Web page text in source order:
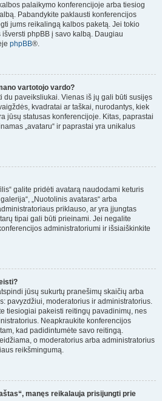
palaikymo konferencijoje arba tiesiog
Pabandykite paklausti konferencijos
jums reikalingą kalbos paketą. Jei tokio
phpBB į savo kalbą. Daugiau
phpBB®.
vartotojo vardo?
du paveiksliukai. Vienas iš jų gali būti susijęs
kvadratai ar taškai, nurodantys, kiek
jūsų statusas konferencijoje. Kitas, paprastai
„avataru“ ir paprastai yra unikalus
galite pridėti avatarą naudodami keturis
„Nuotolinis avataras“ arba
priklauso, ar yra įjungtas
tipai gali būti prieinami. Jei negalite
administratoriumi ir išsiaiškinkite
jūsų sukurtų pranešimų skaičių arba
pavyzdžiui, moderatorius ir administratorius.
tiesiogiai pakeisti reitingų pavadinimų, nes
Neapkraukite konferencijos
kad padidintumėte savo reitingą.
o moderatorius arba administratorius
reikšmingumą.
manęs reikalauja prisijungti prie